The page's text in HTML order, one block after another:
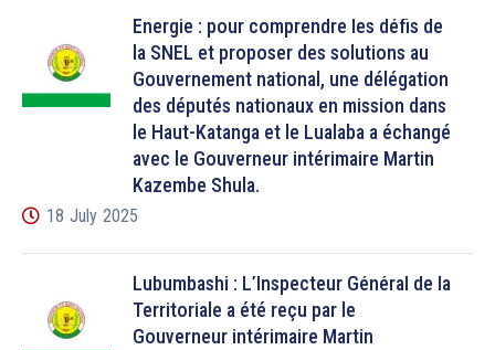
Énergie : pour comprendre les défis de
la SNEL et proposer des solutions au
Gouvernement national, une délégation
des députés nationaux en mission dans
le Haut-Katanga et le Lualaba a échangé
avec le Gouverneur intérimaire Martin
Kazembe Shula.
18 July 2025
Lubumbashi : L’Inspecteur Général de la
Territoriale a été reçu par le
Gouverneur intérimaire Martin